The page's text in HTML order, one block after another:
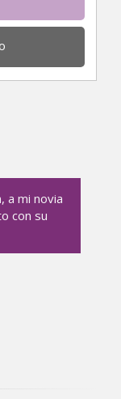
a mi novia
con su